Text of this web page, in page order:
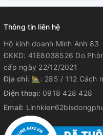
Thông tin liên hệ
Hộ kinh doanh Minh Anh 83
ĐKKD: 41E8038526 Do
cấp ngày 22/12/2021
Địa chỉ: 🏡: 285 / 112 Cách
Điện thoại: 0918 428 428
Email: